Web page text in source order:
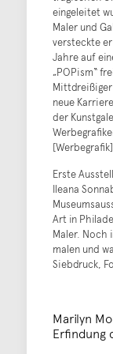
eingeleitet
Maler und
versteckte
Jahre auf
„POPism“
neue
der
Erste
Ileana
Art in
Maler. Noch
malen und
Siebdruck,
Marilyn
Erfindung